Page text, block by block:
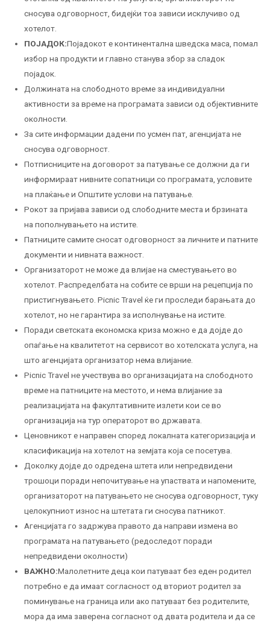
сносува одговорност, бидејќи тоа зависи исклучиво од
хотелот.
ПОЈАДОК:Појадокот е континентална шведска маса, помал
избор на продукти и главно станува збор за сладок
појадок.
Должината на слободното време за индивидуални
активности за време на програмата зависи од објективните
околности.
За сите информации дадени по усмен пат, агенцијата не
сносува одговорност.
Потписниците на договорот за патување се должни да ги
информираат нивните сопатници со програмата, условите
на плаќање и Општите услови на патување.
Рокот за пријава зависи од слободните места и брзината
на пополнувањето на истите.
Патниците самите сносат одговорност за личните и патните
документи и нивната важност.
Организаторот не може да влијае на сместувањето во
хотелот. Распределбата на собите се врши на рецепција по
пристигнувањето. Picnic Travel ќе ги проследи барањата до
хотелот, но не гарантира за исполнување на истите.
Поради светската економска криза можно е да дојде до
опаѓање на квалитетот на сервисот во хотелската услуга, на
што агенцијата организатор нема влијание.
Picnic Travel не учествува во организацијата на слободното
време на патниците на местото, и нема влијание за
реализацијата на факултативните излети кои се во
организација на тур операторот во државата.
Ценовникот е направен според локалната категоризација и
класификација на хотелот на земјата која се посетува.
Доколку дојде до одредена штета или непредвидени
трошоци поради непочитување на упаствата и напомените,
организаторот на патувањето не сносува одговорност, туку
целокупниот износ на штетата ги сносува патникот.
Агенцијата го задржува правото да направи измена во
програмата на патувањето (редоследот поради
непредвидени околности)
ВАЖНО:Малолетните деца кои патуваат без еден родител
потребно е да имаат согласност од вториот родител за
поминување на граница или ако патуваат без родителите,
мора да има заверена согласнот од двата родитела и да се